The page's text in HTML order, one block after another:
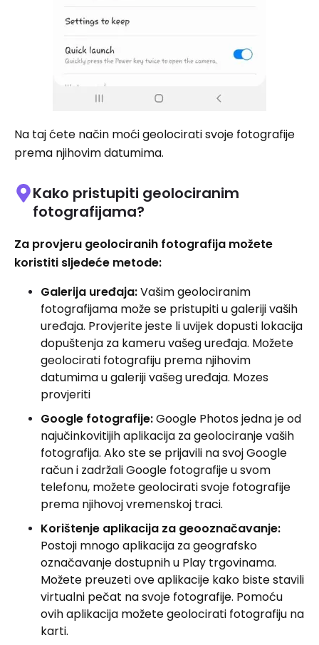
Na taj ćete način moći geolocirati svoje fotografije
prema njihovim datumima.
Kako pristupiti geolociranim
fotografijama?
Za provjeru geolociranih fotografija možete
koristiti sljedeće metode:
Galerija uređaja:Vašim geolociranim
fotografijama može se pristupiti u galeriji vaših
uređaja. Provjerite jeste li uvijek dopusti lokacija
dopuštenja za kameru vašeg uređaja. Možete
geolocirati fotografiju prema njihovim
datumima u galeriji vašeg uređaja. Mozes
provjeriti
Google fotografije:Google Photos jedna je od
najučinkovitijih aplikacija za geolociranje vaših
fotografija. Ako ste se prijavili na svoj Google
račun i zadržali Google fotografije u svom
telefonu, možete geolocirati svoje fotografije
prema njihovoj vremenskoj traci.
Korištenje aplikacija za geooznačavanje:
Postoji mnogo aplikacija za geografsko
označavanje dostupnih u Play trgovinama.
Možete preuzeti ove aplikacije kako biste stavili
virtualni pečat na svoje fotografije. Pomoću
ovih aplikacija možete geolocirati fotografiju na
karti.